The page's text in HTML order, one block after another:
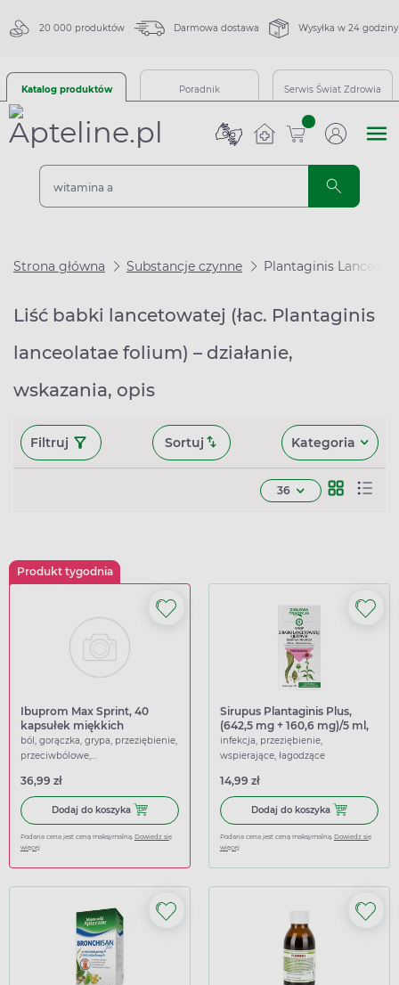
20 000 produktów Darmowa dostawa Wysyłka w 24 godziny
Katalog produktów Poradnik Serwis Świat Zdrowia
sztuk
Strona główna Substancje czynne Plantaginis
Liść babki lancetowatej (łac. Plantaginis
lanceolatae folium) – działanie,
wskazania, opis
Filtruj Sortuj Kategoria
36
Produkt tygodnia
Ibuprom Max Sprint, 40
kapsułek miękkich
ból, gorączka, grypa, przeziębienie,
przeciwbólowe,
36,99 zł
Dodaj do koszyka Dodaj do koszyka Ibuprom Max Sprint, 40 kapsułek
Podana cena jest ceną maksymalną. Dowiedz się
więcej
Sirupus Plantaginis Plus,
(642,5 mg + 160,6 mg)/5 ml,
syrop, 125 g
infekcja, przeziębienie,
wspierające, łagodzące
14,99 zł
Dodaj do koszyka Dodaj do
Podana cena jest ceną maksymalną. Dowiedz się
więcej